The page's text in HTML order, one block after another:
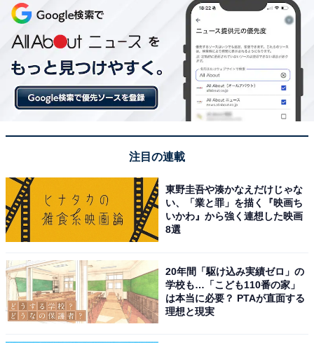
事。年間3,000本以上のコンテンツ制作に携わる。
次ページ 11位までのランキング結果を見る
注目の連載
東野圭吾や湊かなえだけじゃな
い、「業と罪」を描く『映画ち
いかわ』から強く連想した映画
8選
20年間「駆け込み実績ゼロ」の
学校も…「こども110番の家」
は本当に必要？ PTAが直面する
理想と現実